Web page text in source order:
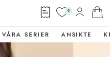
0
VÅRA SERIER ANSIKTE